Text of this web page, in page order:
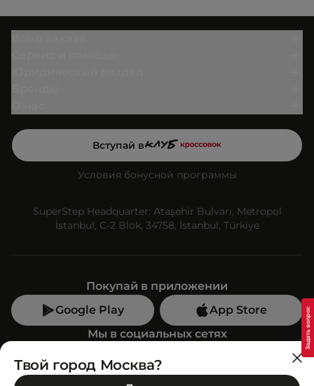
Вступай в
Условия бонусной программы
SuperStep Headquarter: Ataşehir Bulvarı, Metropol
İstanbul, C-2 Blok, 34758, İstanbul, Türkiye
Покупай в приложении
Google Play
App Store
Мы в социальных сетях
Позвони нам
Твой город Москва?